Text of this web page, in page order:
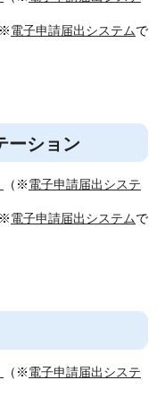
※電子申請届出システムで
ーション
（※電子申請届出システ
※電子申請届出システムで
（※電子申請届出システ